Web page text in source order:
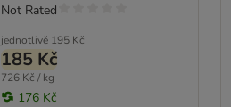
jednotlivě 195 Kč
185 Kč
726 Kč / kg
176 Kč
Not Rated